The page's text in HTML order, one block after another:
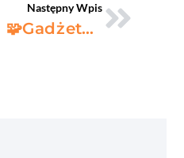
Następny Wpis
🧩Gadżety Nie-Wspinaczkowe